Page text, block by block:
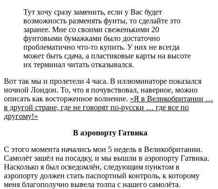
Тут хочу сразу заменить, если у Вас будет
возможность разменять фунты, то сделайте это
заранее. Мне со своими свеженькими 20
фунтовыми бумажками было достаточно
проблематично что-то купить. У них не всегда
может быть сдача, а пластиковые карты на высоте
их терминал читать отказывался.
Вот так мы и пролетели 4 часа. В иллюминаторе показался
ночной Лондон. То, что я почувствовал, наверное, можно
описать как восторженное волнение. «Я в Великобритании …
в другой стране, где не говорят по-русски … где все по
другому!»
В аэропорту Гатвика
С этого момента начались мои 5 недель в Великобритании.
Самолёт зашёл на посадку, и мы вышли в аэропорту Гатвика.
Насколько я был осведомлён, следующим пунктом в
аэропорту должен стать паспортный контроль, к которому
меня благополучно вывела толпа с нашего самолёта.